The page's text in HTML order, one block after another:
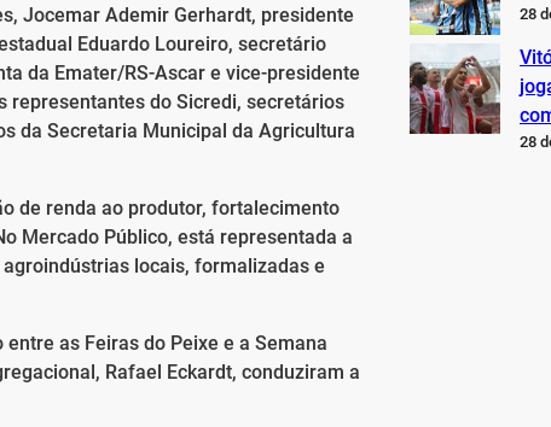
Jocemar Ademir Gerhardt, presidente
Eduardo Loureiro, secretário
da Emater/RS-Ascar e vice-presidente
representantes do Sicredi, secretários
da Secretaria Municipal da Agricultura
de renda ao produtor, fortalecimento
Mercado Público, está representada a
locais, formalizadas e
as Feiras do Peixe e a Semana
Rafael Eckardt, conduziram a
28
28